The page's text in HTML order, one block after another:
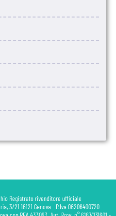
Registrato rivenditore ufficiale
3/21 16121 Genova - P.Iva 06206400720 -